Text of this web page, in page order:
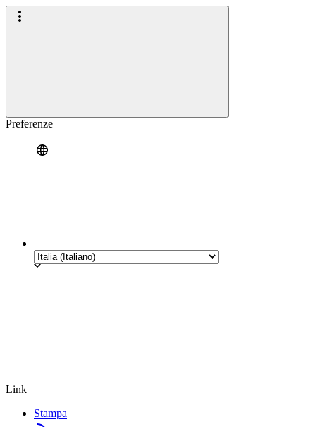
Preferenze
Link
Stampa